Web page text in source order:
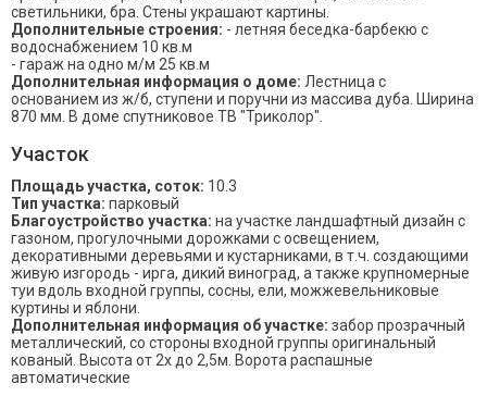
светильники, бра. Стены украшают картины.
Дополнительные строения: - летняя беседка-барбекю с
водоснабжением 10 кв.м
- гараж на одно м/м 25 кв.м
Дополнительная информация о доме: Лестница с
основанием из ж/б, ступени и поручни из массива дуба. Ширина
870 мм. В доме спутниковое ТВ "Триколор".
Участок
Площадь участка, соток: 10.3
Тип участка: парковый
Благоустройство участка: на участке ландшафтный дизайн с
газоном, прогулочными дорожками с освещением,
декоративными деревьями и кустарниками, в т.ч. создающими
живую изгородь - ирга, дикий виноград, а также крупномерные
туи вдоль входной группы, сосны, ели, можжевельниковые
куртины и яблони.
Дополнительная информация об участке: забор прозрачный
металлический, со стороны входной группы оригинальный
кованый. Высота от 2х до 2,5м. Ворота распашные
автоматические